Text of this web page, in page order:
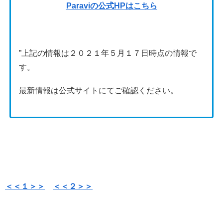
Paraviの公式HPはこちら
”上記の情報は２０２１年５月１７日時点の情報で
す。
最新情報は公式サイトにてご確認ください。
＜＜１＞＞ ＜＜２＞＞